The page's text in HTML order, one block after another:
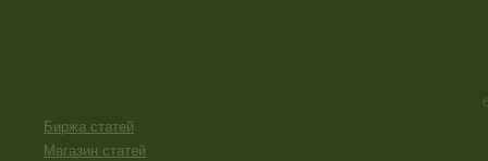
Биржа статей
Магазин статей